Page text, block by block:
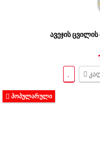
ავეჯის
ᲞᲝᲞᲣᲚᲐᲠᲣᲚᲘ